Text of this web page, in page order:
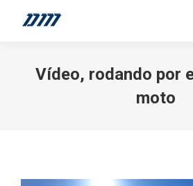
Vídeo, rodando por
moto